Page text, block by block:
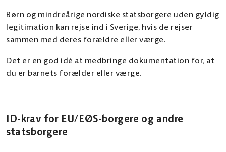
Børn og mindreårige nordiske statsborgere uden gyldig
legitimation kan rejse ind i Sverige, hvis de rejser
sammen med deres forældre eller værge.
Det er en god idé at medbringe dokumentation for, at
du er barnets forælder eller værge.
ID-krav for EU/EØS-borgere og andre
statsborgere